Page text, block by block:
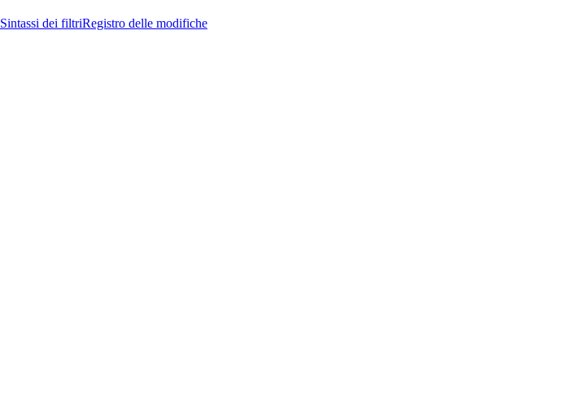
Sintassi dei filtriRegistro delle modifiche